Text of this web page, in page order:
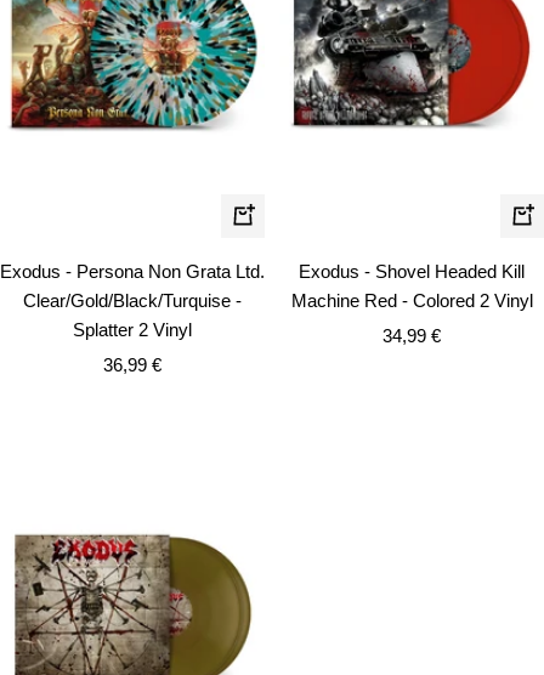
In
Warenkorb
Exodus - Persona Non Grata Ltd.
Clear/Gold/Black/Turquise -
Splatter 2 Vinyl
Angebotspreis
36,99 €
In
Exodus - Shovel Headed Kill
Machine Red - Colored 2 Vinyl
Angebotspreis
34,99 €